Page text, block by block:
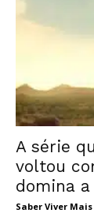
A série
voltou
domina
Saber Viver Mais